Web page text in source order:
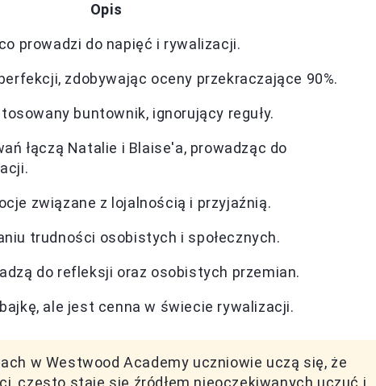
Opis
prowadzi do napięć i rywalizacji.
zdobywając oceny przekraczające 90%.
buntownik, ignorujący reguły.
łączą Natalie i Blaise'a, prowadząc do
związane z lojalnością i przyjaźnią.
trudności osobistych i społecznych.
do refleksji oraz osobistych przemian.
ale jest cenna w świecie rywalizacji.
w Westwood Academy uczniowie uczą się, że
często staje się źródłem nieoczekiwanych uczuć i